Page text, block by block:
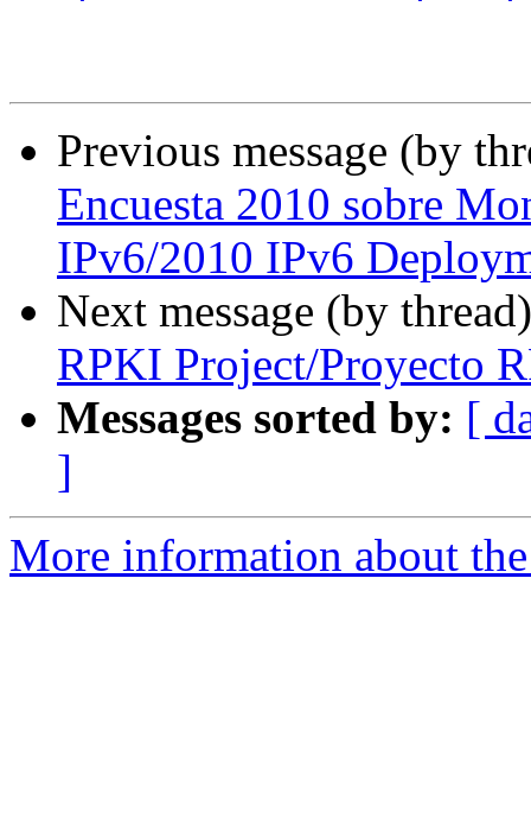
Previous message (by
Encuesta 2010 sobre
IPv6/2010 IPv6
Next message (by
RPKI Project/Proyecto
Messages sorted by: [
]
More information about